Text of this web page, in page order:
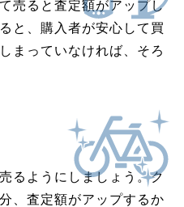
売ると査定額がアップし
と、購入者が安心して買
まっていなければ、そろ
るようにしましょう。ク
、査定額がアップするか